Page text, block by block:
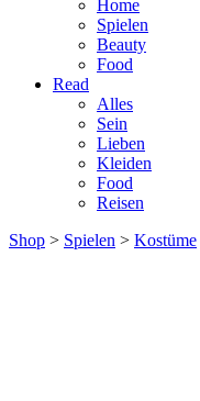
Home
Spielen
Beauty
Food
Read
Alles
Sein
Lieben
Kleiden
Food
Reisen
Shop > Spielen > Kostüme